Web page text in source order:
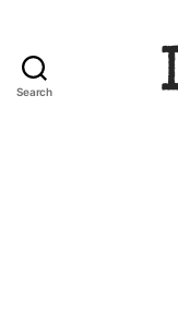
Search